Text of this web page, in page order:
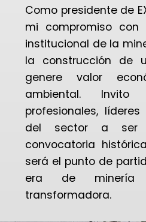
Como presidente de
mi compromiso con
institucional de la
la construcción de
genere valor
ambiental.
profesionales,
del sector a ser
convocatoria
será el punto de
era de minería
transformadora.